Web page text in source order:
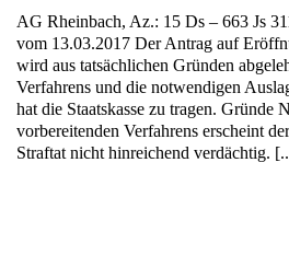
AG Rheinbach, Az.: 15 Ds – 663 Js
vom 13.03.2017 Der Antrag auf
wird aus tatsächlichen Gründen
Verfahrens und die notwendigen
hat die Staatskasse zu tragen. Gründe
vorbereitenden Verfahrens erscheint
Straftat nicht hinreichend verdächtig.